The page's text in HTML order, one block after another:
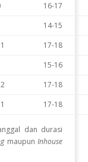
16-17
14-15
17-18
15-16
17-18
17-18
dan durasi
maupunInhouse